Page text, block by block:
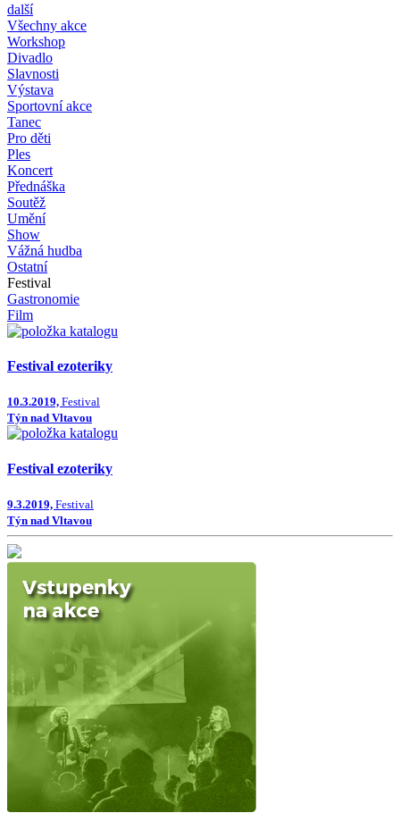
další
Všechny akce
Workshop
Divadlo
Slavnosti
Výstava
Sportovní akce
Tanec
Pro děti
Ples
Koncert
Přednáška
Soutěž
Umění
Show
Vážná hudba
Ostatní
Festival
Gastronomie
Film
Festival ezoteriky
10.3.2019, Festival
Týn nad Vltavou
Festival ezoteriky
9.3.2019, Festival
Týn nad Vltavou